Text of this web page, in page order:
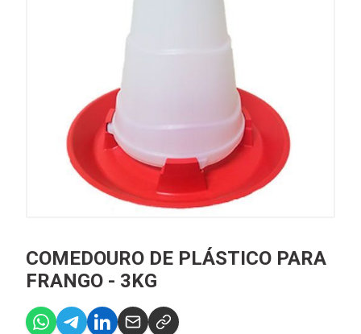
COMEDOURO DE PLÁSTICO PARA
FRANGO - 3KG